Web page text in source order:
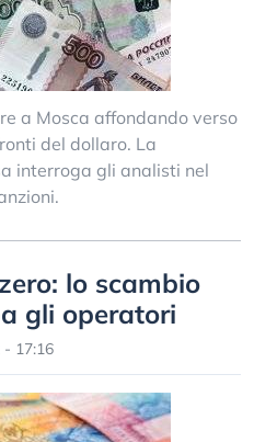
a Mosca affondando verso
del dollaro. La
interroga gli analisti nel
lo scambio
gli operatori
- 17:16